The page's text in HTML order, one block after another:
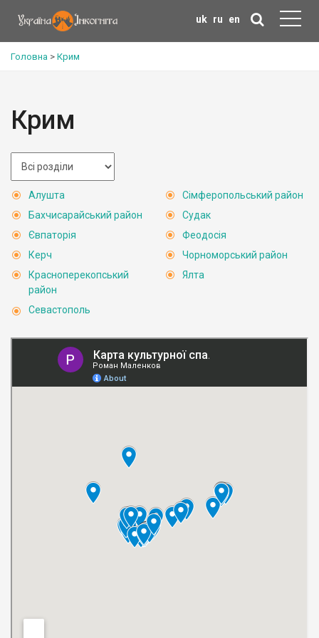
uk ru en
Головна > Крим
Крим
Алушта
Бахчисарайський район
Євпаторія
Керч
Красноперекопський
район
Севастополь
Сімферопольський район
Судак
Феодосія
Чорноморський район
Ялта